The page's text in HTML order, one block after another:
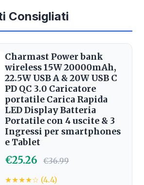
Consigliati
Charmast Power bank
wireless 15W 20000mAh,
22.5W USB A & 20W USB C
PD QC 3.0 Caricatore
portatile Carica Rapida
LED Display Batteria
Portatile con 4 uscite & 3
Ingressi per smartphones
e Tablet
€25.26
€36.99
★★★★☆ (4.4)